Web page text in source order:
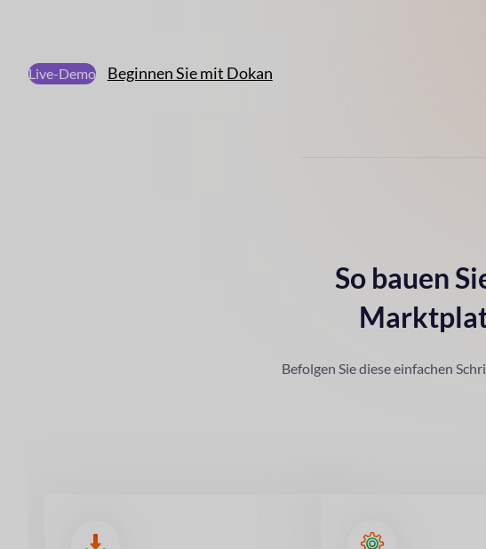
Live-Demo Beginnen Sie mit Dokan
So bauen
Befolgen Sie diese einfachen